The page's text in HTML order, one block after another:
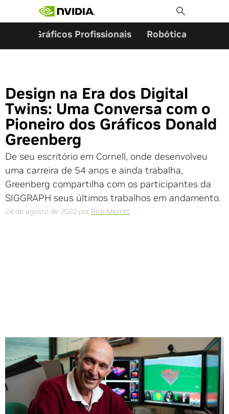
Toggle
Search
Gráficos Profissionais Robótica
Design na Era dos Digital
Twins: Uma Conversa com o
Pioneiro dos Gráficos Donald
Greenberg
De seu escritório em Cornell, onde desenvolveu
uma carreira de 54 anos e ainda trabalha,
Greenberg compartilha com os participantes da
SIGGRAPH seus últimos trabalhos em andamento.
24 de agosto de 2022 por Rick Merritt
Compartilhe